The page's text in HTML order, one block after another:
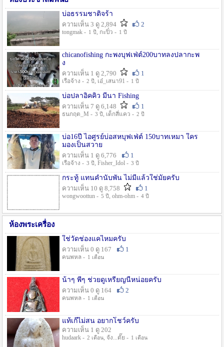
บ่อธรรมชาติจร้า
ความเห็น 3 ดู 2,894
2
tongmak - 1 ปี , กะปิ๋ว - 1 ปี
chicanofishing กะพงบุฟเฟ่ต์200บาทลงปลากะพ
ง
ความเห็น 1 ดู 2,790
1
เรือจ้าง - 2 ปี , เอ๋_เสนา91 - 1 ปี
บ่อปลาอิคคิว มีนา Fishing
ความเห็น 7 ดู 6,148
1
ธนกฤต_M - 3 ปี , เด็กสี่แคว - 2 ปี
บ่อ16ปี ไอศูรย์บ่อสหบุฟเฟ่ต์ 150บาทเหมา ใคร
มองเป็นสวาย
ความเห็น 1 ดู 6,776
1
เรือจ้าง - 3 ปี , Fisher_Idol - 3 ปี
กระทู้ แทนคำนับพัน ไม่มีแล้วใช่มั๊ยครับ
ความเห็น 10 ดู 8,758
1
wongwoottun - 5 ปี , ohm-ohm - 4 ปี
ห้องพระเครื่อง
ใช่วัดช่องแคไหมครับ
ความเห็น 0 ดู 167
1
คนพหล - 1 เดือน
น้าๆ พี่ๆ ช่วยดูเหรียญนี้หน่อยครับ
ความเห็น 0 ดู 164
2
คนพหล - 1 เดือน
แท้เก๊ไม่สน อยากโชว์ครับ
ความเห็น 1 ดู 202
hudaark - 2 เดือน, จัง...ดั๊ย - 1 เดือน